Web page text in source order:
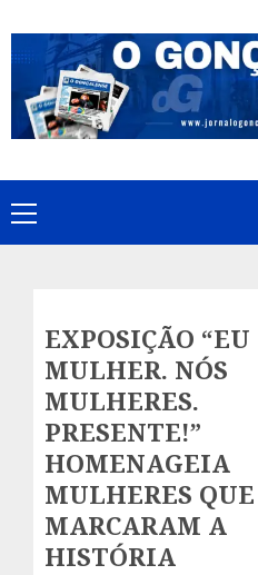
to
content
Primary
Menu
EXPOSIÇÃO “EU
MULHER. NÓS
MULHERES.
PRESENTE!”
HOMENAGEIA
MULHERES QUE
MARCARAM A
HISTÓRIA